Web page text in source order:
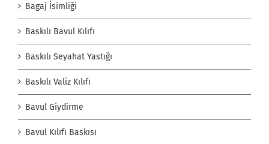
Bagaj İsimliği
Baskılı Bavul Kılıfı
Baskılı Seyahat Yastığı
Baskılı Valiz Kılıfı
Bavul Giydirme
Bavul Kılıfı Baskısı